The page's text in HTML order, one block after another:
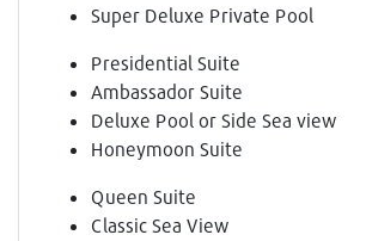
Super Deluxe Private Pool
Presidential Suite
Ambassador Suite
Deluxe Pool or Side Sea view
Honeymoon Suite
Queen Suite
Classic Sea View